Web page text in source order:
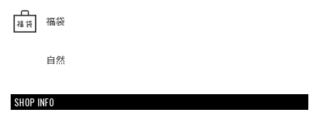
福袋
自然
SHOP INFO